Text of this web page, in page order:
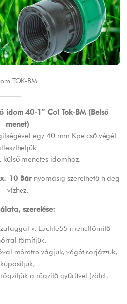
TOK-BM
idom 40-1″ Col Tok-BM (Belső
menet)
egy 40 mm Kpe cső végét
illeszthetjük
külső menetes idomhoz.
10 Bárnyomásig szerelhető hideg
vízhez.
szerelése:
v. Loctite55 menettömítő
tömítjük.
méretre vágjuk, végét sorjázzuk,
kúposítjuk,
a rögzítő gyűrűvel (zöld).